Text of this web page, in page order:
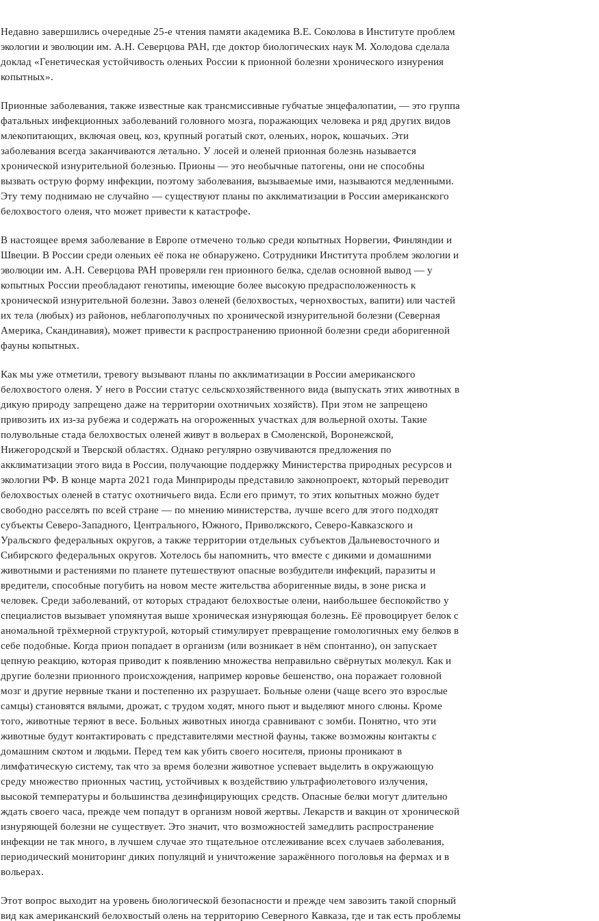
Недавно завершились очередные 25-е чтения памяти академика В.Е. Соколова в Институте проблем
экологии и эволюции им. А.Н. Северцова РАН, где доктор биологических наук М. Холодова сделала
доклад «Генетическая устойчивость оленьих России к прионной болезни хронического изнурения
копытных».
Прионные заболевания, также известные как трансмиссивные губчатые энцефалопатии, — это группа
фатальных инфекционных заболеваний головного мозга, поражающих человека и ряд других видов
млекопитающих, включая овец, коз, крупный рогатый скот, оленьих, норок, кошачьих. Эти
заболевания всегда заканчиваются летально. У лосей и оленей прионная болезнь называется
хронической изнурительной болезнью. Прионы — это необычные патогены, они не способны
вызвать острую форму инфекции, поэтому заболевания, вызываемые ими, называются медленными.
Эту тему поднимаю не случайно — существуют планы по акклиматизации в России американского
белохвостого оленя, что может привести к катастрофе.
В настоящее время заболевание в Европе отмечено только среди копытных Норвегии, Финляндии и
Швеции. В России среди оленьих её пока не обнаружено. Сотрудники Института проблем экологии и
эволюции им. А.Н. Северцова РАН проверяли ген прионного белка, сделав основной вывод — у
копытных России преобладают генотипы, имеющие более высокую предрасположенность к
хронической изнурительной болезни. Завоз оленей (белохвостых, чернохвостых, вапити) или частей
их тела (любых) из районов, неблагополучных по хронической изнурительной болезни (Северная
Америка, Скандинавия), может привести к распространению прионной болезни среди аборигенной
фауны копытных.
Как мы уже отметили, тревогу вызывают планы по акклиматизации в России американского
белохвостого оленя. У него в России статус сельскохозяйственного вида (выпускать этих животных в
дикую природу запрещено даже на территории охотничьих хозяйств). При этом не запрещено
привозить их из-за рубежа и содержать на огороженных участках для вольерной охоты. Такие
полувольные стада белохвостых оленей живут в вольерах в Смоленской, Воронежской,
Нижегородской и Тверской областях. Однако регулярно озвучиваются предложения по
акклиматизации этого вида в России, получающие поддержку Министерства природных ресурсов и
экологии РФ. В конце марта 2021 года Минприроды представило законопроект, который переводит
белохвостых оленей в статус охотничьего вида. Если его примут, то этих копытных можно будет
свободно расселять по всей стране — по мнению министерства, лучше всего для этого подходят
субъекты Северо-Западного, Центрального, Южного, Приволжского, Северо-Кавказского и
Уральского федеральных округов, а также территории отдельных субъектов Дальневосточного и
Сибирского федеральных округов. Хотелось бы напомнить, что вместе с дикими и домашними
животными и растениями по планете путешествуют опасные возбудители инфекций, паразиты и
вредители, способные погубить на новом месте жительства аборигенные виды, в зоне риска и
человек. Среди заболеваний, от которых страдают белохвостые олени, наибольшее беспокойство у
специалистов вызывает упомянутая выше хроническая изнуряющая болезнь. Её провоцирует белок с
аномальной трёхмерной структурой, который стимулирует превращение гомологичных ему белков в
себе подобные. Когда прион попадает в организм (или возникает в нём спонтанно), он запускает
цепную реакцию, которая приводит к появлению множества неправильно свёрнутых молекул. Как и
другие болезни прионного происхождения, например коровье бешенство, она поражает головной
мозг и другие нервные ткани и постепенно их разрушает. Больные олени (чаще всего это взрослые
самцы) становятся вялыми, дрожат, с трудом ходят, много пьют и выделяют много слюны. Кроме
того, животные теряют в весе. Больных животных иногда сравнивают с зомби. Понятно, что эти
животные будут контактировать с представителями местной фауны, также возможны контакты с
домашним скотом и людьми. Перед тем как убить своего носителя, прионы проникают в
лимфатическую систему, так что за время болезни животное успевает выделить в окружающую
среду множество прионных частиц, устойчивых к воздействию ультрафиолетового излучения,
высокой температуры и большинства дезинфицирующих средств. Опасные белки могут длительно
ждать своего часа, прежде чем попадут в организм новой жертвы. Лекарств и вакцин от хронической
изнуряющей болезни не существует. Это значит, что возможностей замедлить распространение
инфекции не так много, в лучшем случае это тщательное отслеживание всех случаев заболевания,
периодический мониторинг диких популяций и уничтожение заражённого поголовья на фермах и в
вольерах.
Этот вопрос выходит на уровень биологической безопасности и прежде чем завозить такой спорный
вид как американский белохвостый олень на территорию Северного Кавказа, где и так есть проблемы